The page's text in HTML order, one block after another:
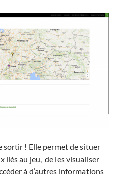
sortir ! Elle permet de situer
liés au jeu, de les visualiser
à d’autres informations